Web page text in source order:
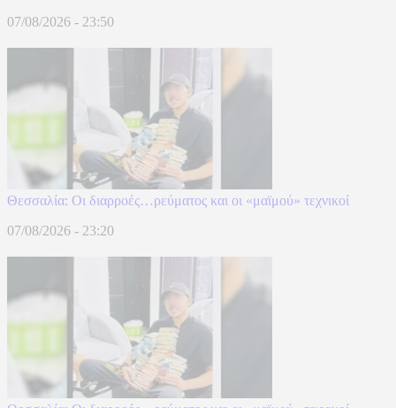
07/08/2026 - 23:50
Θεσσαλία: Οι διαρροές…ρεύματος και οι «μαϊμού» τεχνικοί
07/08/2026 - 23:20